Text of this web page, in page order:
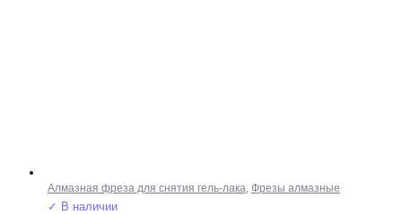
Алмазная фреза для снятия гель-лака Фрезы алмазные
✓ В наличии